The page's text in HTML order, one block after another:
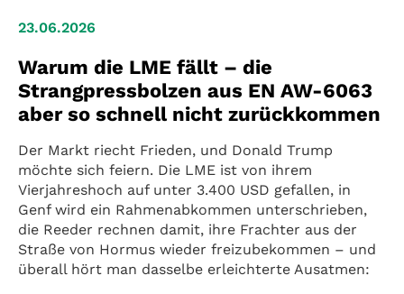
23.06.2026
Warum die LME fällt – die
Strangpressbolzen aus EN AW-6063
aber so schnell nicht zurückkommen
Der Markt riecht Frieden, und Donald Trump
möchte sich feiern. Die LME ist von ihrem
Vierjahreshoch auf unter 3.400 USD gefallen, in
Genf wird ein Rahmenabkommen unterschrieben,
die Reeder rechnen damit, ihre Frachter aus der
Straße von Hormus wieder freizubekommen – und
überall hört man dasselbe erleichterte Ausatmen: